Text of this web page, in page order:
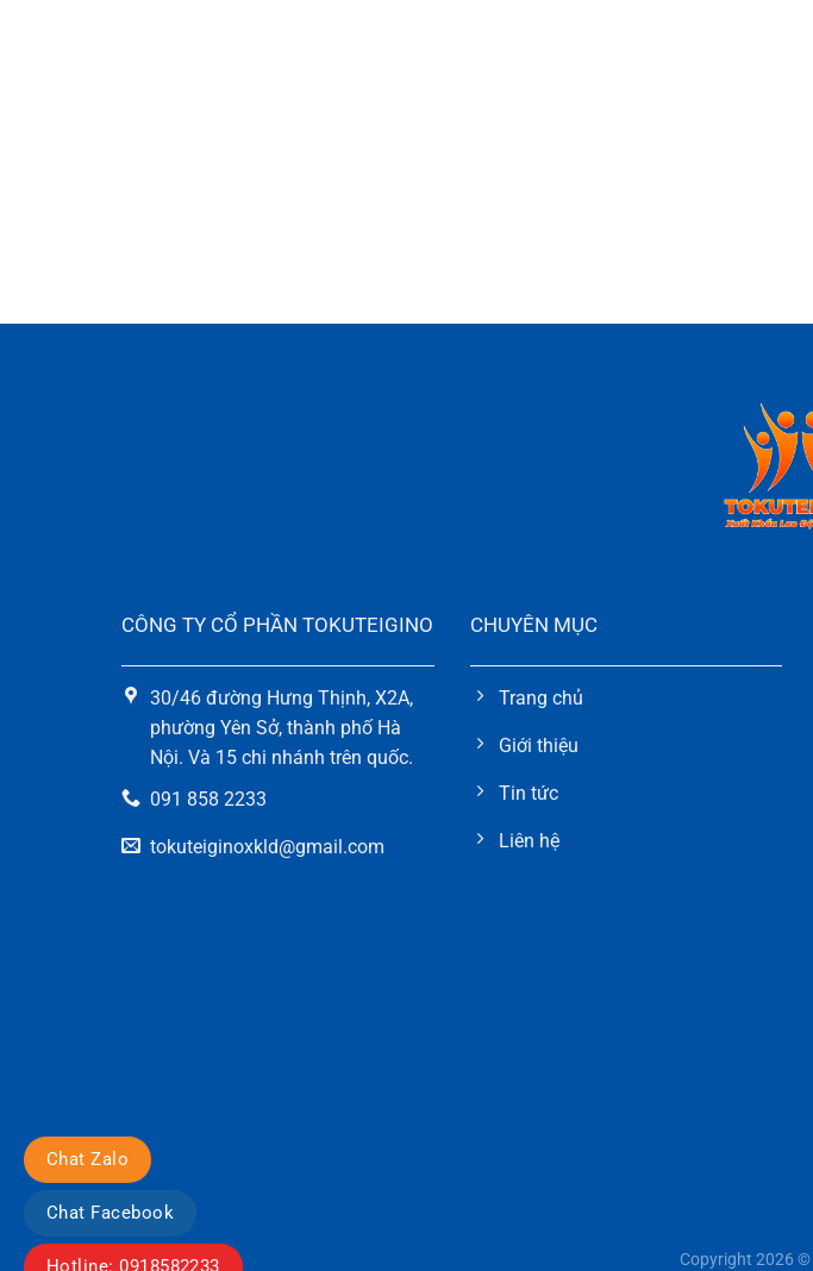
CÔNG TY CỔ PHẦN TOKUTEIGINO
30/46 đường Hưng Thịnh, X2A,
phường Yên Sở, thành phố Hà
Nội. Và 15 chi nhánh trên quốc.
091 858 2233
tokuteiginoxkld@gmail.com
CHUYÊN MỤC
Trang chủ
Giới thiệu
Tin tức
Liên hệ
Chat Zalo
Chat Facebook
Hotline: 0918582233 Copyright 2026 ©